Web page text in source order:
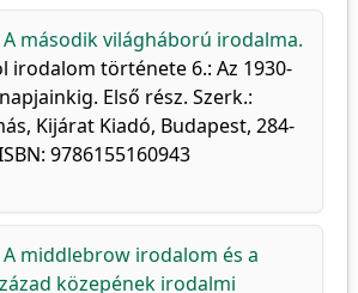
A második világháború irodalma.
irodalom története 6.: Az 1930-
Első rész. Szerk.:
Kijárat Kiadó, Budapest, 284-
9786155160943
A middlebrow irodalom és a
közepének irodalmi